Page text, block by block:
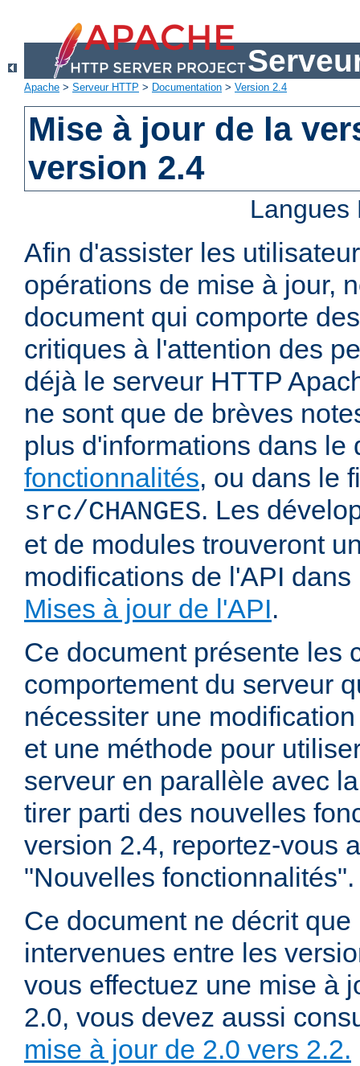
Apache > Serveur HTTP > Documentation > Version 2.4
Mise à jour de la
version 2.4
Afin d'assister les
opérations de mise à jour,
document qui comporte
critiques à l'attention des
déjà le serveur HTTP
ne sont que de brèves
plus d'informations dans
fonctionnalités, ou dans le
src/CHANGES. Les
et de modules trouveront
modifications de l'API
Mises à jour de l'API.
Ce document présente les
comportement du serveur
nécessiter une
et une méthode pour
serveur en parallèle avec
tirer parti des nouvelles
version 2.4, reportez-vous
"Nouvelles fonctionnalités".
Ce document ne décrit
intervenues entre les
vous effectuez une mise à
2.0, vous devez aussi
mise à jour de 2.0 vers 2.2.